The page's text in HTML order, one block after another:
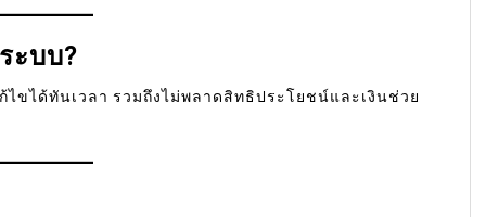
ะบบ?
ขได้ทันเวลา รวมถึงไม่พลาดสิทธิประโยชน์และเงินช่วย